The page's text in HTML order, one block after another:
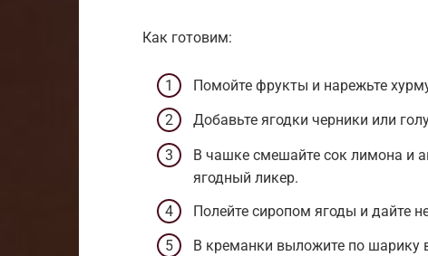
Как готовим:
Помойте фрукты и нарежьте
Добавьте ягодки черники или
В чашке смешайте сок лимона и
ягодный ликер.
Полейте сиропом ягоды и дайте
В креманки выложите по шарику